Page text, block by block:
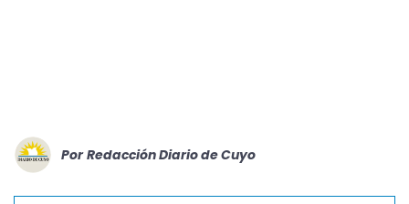
Por Redacción Diario de Cuyo